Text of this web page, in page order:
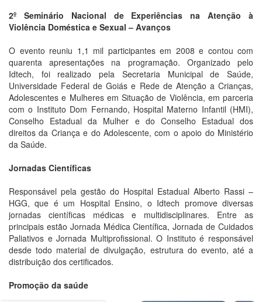
2º Seminário Nacional de Experiências na Atenção à
Violência Doméstica e Sexual – Avanços
O evento reuniu 1,1 mil participantes em 2008 e contou com
quarenta apresentações na programação. Organizado pelo
Idtech, foi realizado pela Secretaria Municipal de Saúde,
Universidade Federal de Goiás e Rede de Atenção a Crianças,
Adolescentes e Mulheres em Situação de Violência, em parceria
com o Instituto Dom Fernando, Hospital Materno Infantil (HMI),
Conselho Estadual da Mulher e do Conselho Estadual dos
direitos da Criança e do Adolescente, com o apoio do Ministério
da Saúde.
Jornadas Científicas
Responsável pela gestão do Hospital Estadual Alberto Rassi –
HGG, que é um Hospital Ensino, o Idtech promove diversas
jornadas científicas médicas e multidisciplinares. Entre as
principais estão Jornada Médica Científica, Jornada de Cuidados
Paliativos e Jornada Multiprofissional. O Instituto é responsável
desde todo material de divulgação, estrutura do evento, até a
distribuição dos certificados.
Promoção da saúde